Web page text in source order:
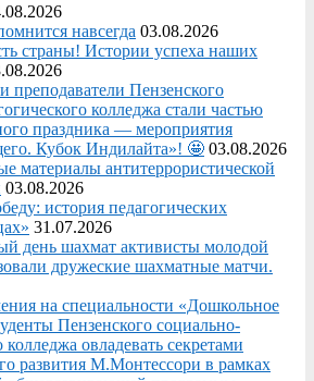
навсегда 03.08.2026
страны! Истории успеха наших
преподаватели Пензенского
колледжа стали частью
праздника — мероприятия
Кубок Индилайта»! 🤩 03.08.2026
материалы антитеррористической
03.08.2026
история педагогических
31.07.2026
день шахмат активисты молодой
дружеские шахматные матчи.
на специальности «Дошкольное
Пензенского социально-
колледжа овладевать секретами
развития М.Монтессори в рамках